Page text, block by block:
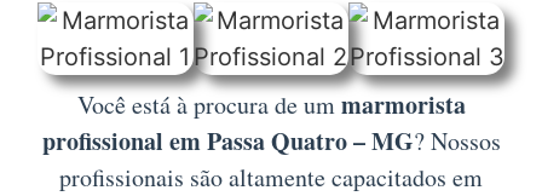
Você está à procura de ummarmorista
profissional em Passa Quatro – MG? Nossos
profissionais são altamente capacitados em